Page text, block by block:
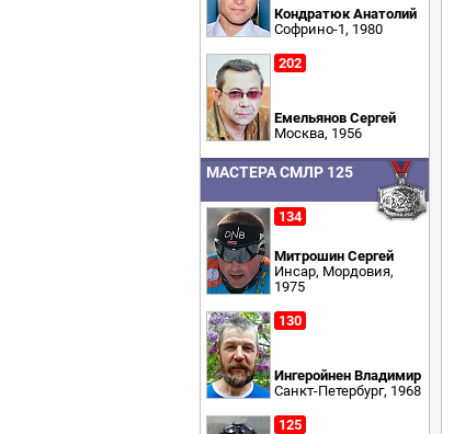
Кондратюк Анатолий
Софрино-1, 1980
202
Емельянов Сергей
Москва, 1956
МАСТЕРА СМЛР 125
134
Митрошин Сергей
Инсар, Мордовия,
1975
130
Ингеройнен Владимир
Санкт-Петербург, 1968
125